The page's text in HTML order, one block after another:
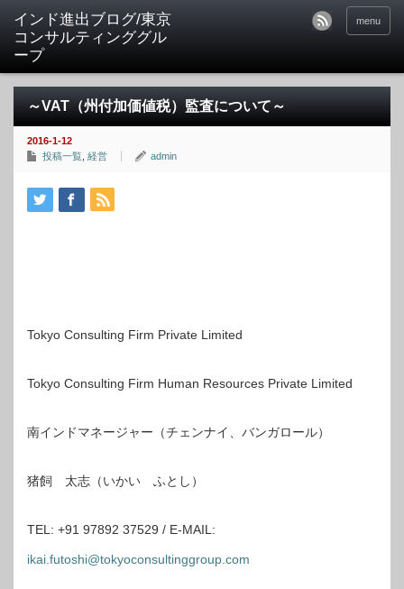
インド進出ブログ/東京
コンサルティンググル
ープ
menu
～VAT（州付加価値税）監査について～
2016-1-12
投稿一覧 経営 admin
Tokyo Consulting Firm Private Limited
Tokyo Consulting Firm Human Resources Private Limited
南インドマネージャー（チェンナイ、バンガロール）
猪飼 太志（いかい ふとし）
TEL: +91 97892 37529 / E-MAIL:
ikai.futoshi@tokyoconsultinggroup.com